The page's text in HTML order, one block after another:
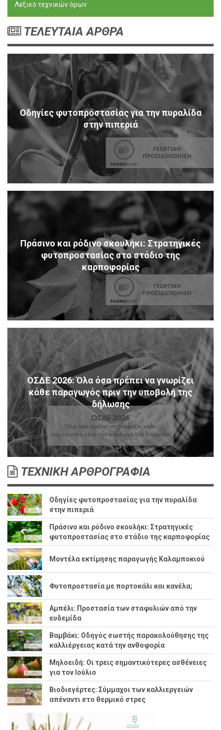
Λεξικό τεχνικών όρων
ΤΕΛΕΥΤΑΙΑ ΑΡΘΡΑ
Οδηγίες φυτοπροστασίας για την πυραλίδα
στην πιπεριά
Πράσινο και ρόδινο σκουλήκι: Στρατηγικές
φυτοπροστασίας στο στάδιο της
καρποφορίας
ΟΣΔΕ 2026: Όλα όσα πρέπει να γνωρίζει
κάθε παραγωγός πριν την υποβολή της
δήλωσης
ΤΕΧΝΙΚΗ ΑΡΘΡΟΓΡΑΦΙΑ
Οδηγίες φυτοπροστασίας για την πυραλίδα
στην πιπεριά
Πράσινο και ρόδινο σκουλήκι: Στρατηγικές
φυτοπροστασίας στο στάδιο της καρποφορίας
Μοντέλα εκτίμησης παραγωγής Καλαμποκιού
Φυτοπροστασία με πορτοκάλι και κανέλα;
Αμπέλι: Προστασία των σταφυλιών από την
ευδεμίδα
Βαμβάκι: Οδηγός σωστής παρακολούθησης της
καλλιέργειας κατά την ανθοφορία
Μηλοειδή: Οι τρεις σημαντικότερες ασθένειες
για τον Ιούλιο
Βιοδιεγέρτες: Σύμμαχοι των καλλιεργειών
απέναντι στο θερμικό στρες